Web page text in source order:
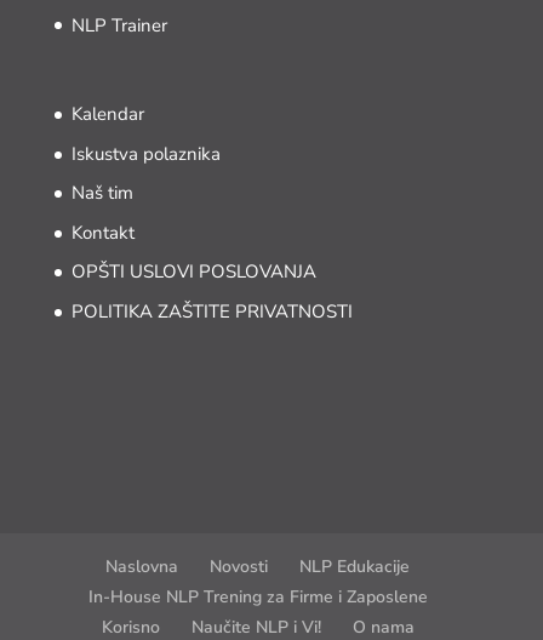
NLP Trainer
Kalendar
Iskustva polaznika
Naš tim
Kontakt
OPŠTI USLOVI POSLOVANJA
POLITIKA ZAŠTITE PRIVATNOSTI
Naslovna Novosti
NLP Edukacije
In-House NLP Trening za Firme i Zaposlene
Korisno
Naučite NLP i Vi! O nama